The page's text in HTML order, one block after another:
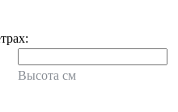
Высота см